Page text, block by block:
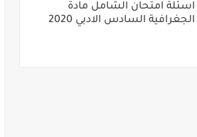
اسئلة امتحان الشامل مادة
الجغرافية السادس الادبي 2020